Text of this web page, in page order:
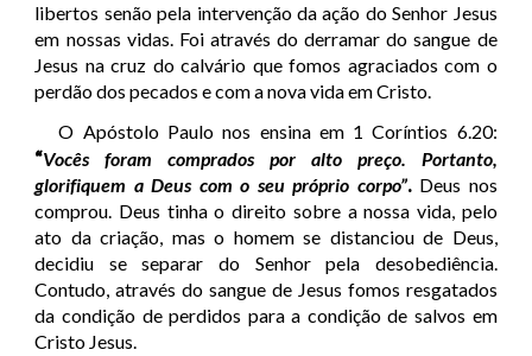
libertos senão pela intervenção da ação do Senhor Jesus
em nossas vidas. Foi através do derramar do sangue de
Jesus na cruz do calvário que fomos agraciados com o
perdão dos pecados e com a nova vida em Cristo.
O Apóstolo Paulo nos ensina em 1 Coríntios 6.20:
“Vocês foram comprados por alto preço. Portanto,
glorifiquem a Deus com o seu próprio corpo”. Deus nos
comprou. Deus tinha o direito sobre a nossa vida, pelo
ato da criação, mas o homem se distanciou de Deus,
decidiu se separar do Senhor pela desobediência.
Contudo, através do sangue de Jesus fomos resgatados
da condição de perdidos para a condição de salvos em
Cristo Jesus.